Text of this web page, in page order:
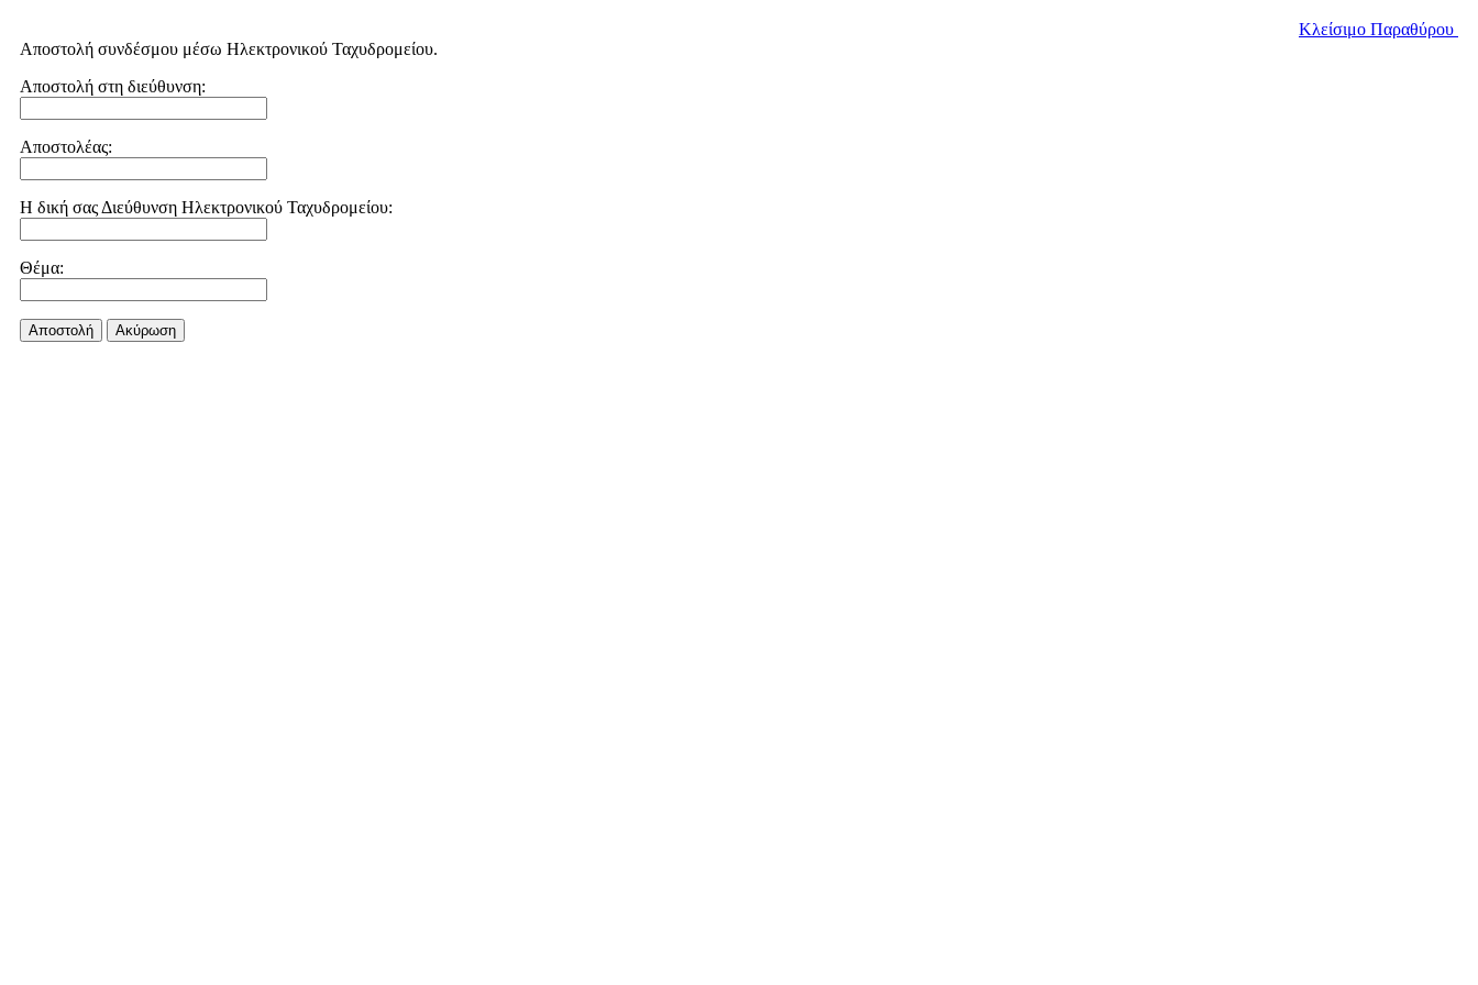
Κλείσιμο Παραθύρου
Αποστολή συνδέσμου μέσω Ηλεκτρονικού Ταχυδρομείου.
Αποστολή στη διεύθυνση:
Αποστολέας:
Η δική σας Διεύθυνση Ηλεκτρονικού Ταχυδρομείου:
Θέμα:
Αποστολή Aκύρωση